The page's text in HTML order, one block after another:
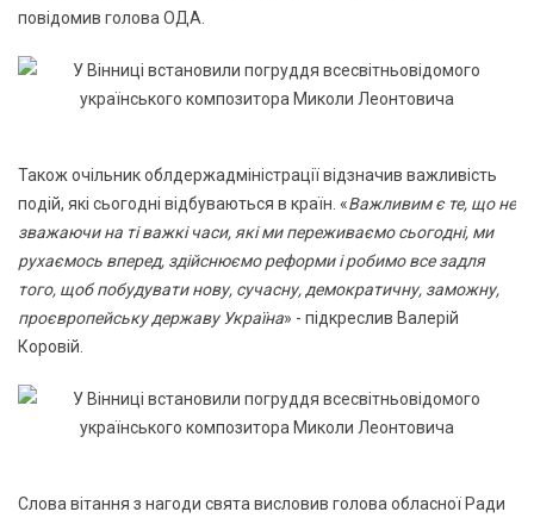
повідомив голова ОДА.
Також очільник облдержадміністрації відзначив важливість
подій, які сьогодні відбуваються в країн. «Важливим є те, що не
зважаючи на ті важкі часи, які ми переживаємо сьогодні, ми
рухаємось вперед, здійснюємо реформи і робимо все задля
того, щоб побудувати нову, сучасну, демократичну, заможну,
проєвропейську державу Україна» - підкреслив Валерій
Коровій.
Слова вітання з нагоди свята висловив голова обласної Ради